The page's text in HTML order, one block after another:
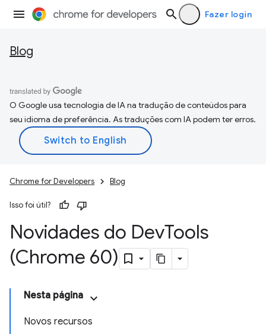
Fazer login
Blog
O Google usa tecnologia de IA na tradução de conteúdos para
seu idioma de preferência. As traduções com IA podem ter erros.
Chrome for Developers Blog
Isso foi útil?
Novidades do DevTools
(Chrome 60)
Nesta página
Novos recursos